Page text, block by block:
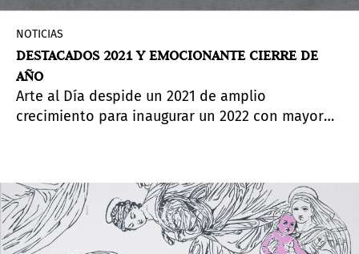
NOTICIAS
DESTACADOS 2021 Y EMOCIONANTE CIERRE DE
AÑO
Arte al Día despide un 2021 de amplio
crecimiento para inaugurar un 2022 con mayor